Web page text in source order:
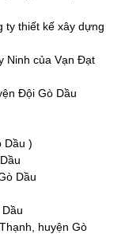
ty thiết kế xây dựng
Ninh của Vạn Đạt
Đội Gò Dầu
Dầu )
Dầu
huyện Gò